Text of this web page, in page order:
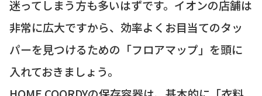
迷ってしまう方も多いはずです。イオンの店舗は
非常に広大ですから、効率よくお目当てのタッ
パーを見つけるための「フロアマップ」を頭に
入れておきましょう。